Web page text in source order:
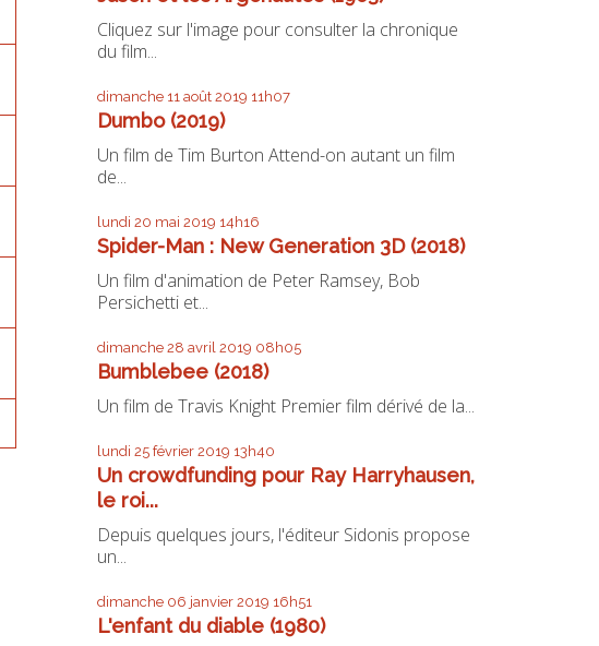
Cliquez sur l'image pour consulter la chronique
du film...
dimanche 11 août 2019 11h07
Dumbo (2019)
Un film de Tim Burton Attend-on autant un film
de...
lundi 20 mai 2019 14h16
Spider-Man : New Generation 3D (2018)
Un film d'animation de Peter Ramsey, Bob
Persichetti et...
dimanche 28 avril 2019 08h05
Bumblebee (2018)
Un film de Travis Knight Premier film dérivé de la...
lundi 25 février 2019 13h40
Un crowdfunding pour Ray Harryhausen,
le roi...
Depuis quelques jours, l'éditeur Sidonis propose
un...
dimanche 06 janvier 2019 16h51
L'enfant du diable (1980)